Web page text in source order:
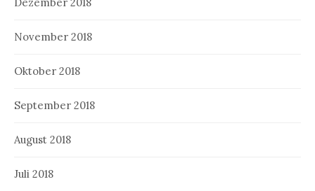
November 2018
Oktober 2018
September 2018
August 2018
Juli 2018